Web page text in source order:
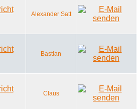
Alexander Satt
Bastian
Claus